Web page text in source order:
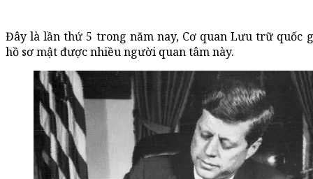
Đây là lần thứ 5 trong năm nay, Cơ quan Lưu trữ quốc
hồ sơ mật được nhiều người quan tâm này.